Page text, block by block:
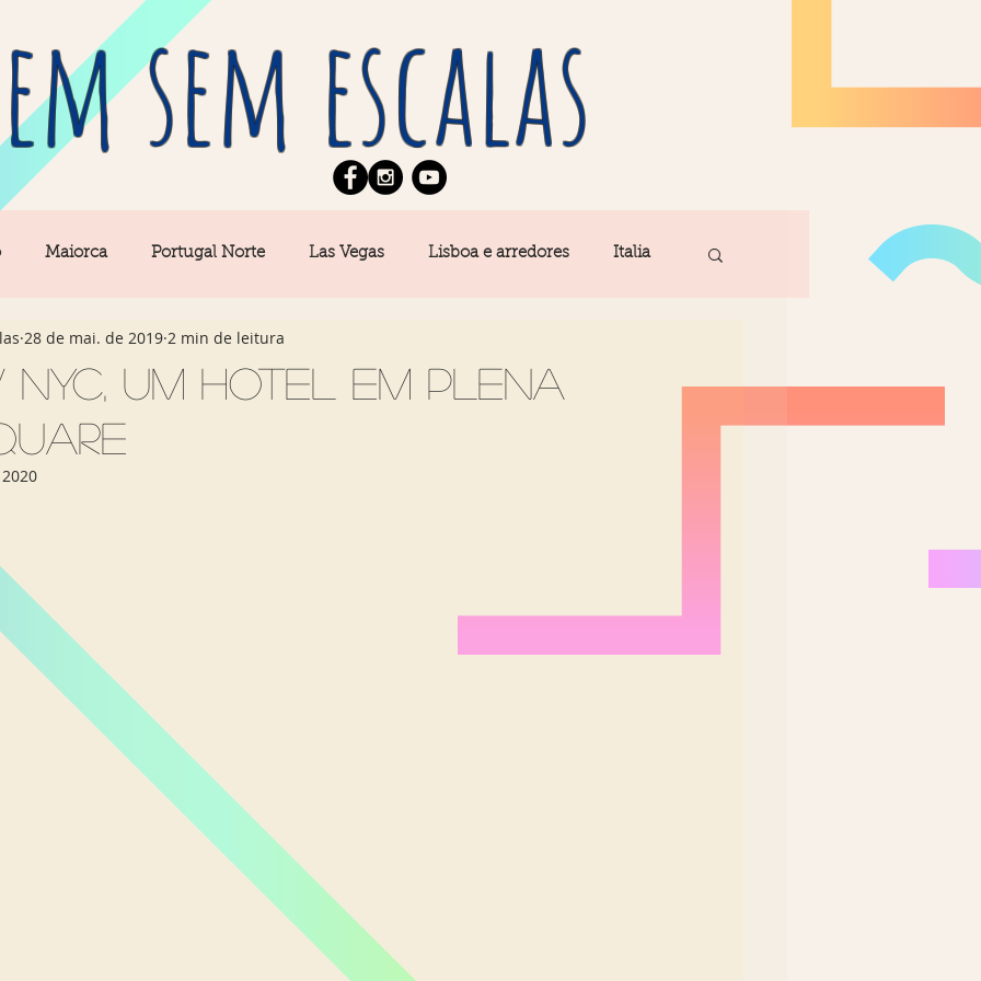
sem escalas
Maiorca Portugal Norte Las Vegas Lisboa e arredores Italia
News Berlim Algarve
Açores
NYC, um hotel em plena
28 de mai. de 2019 2 min de leitura